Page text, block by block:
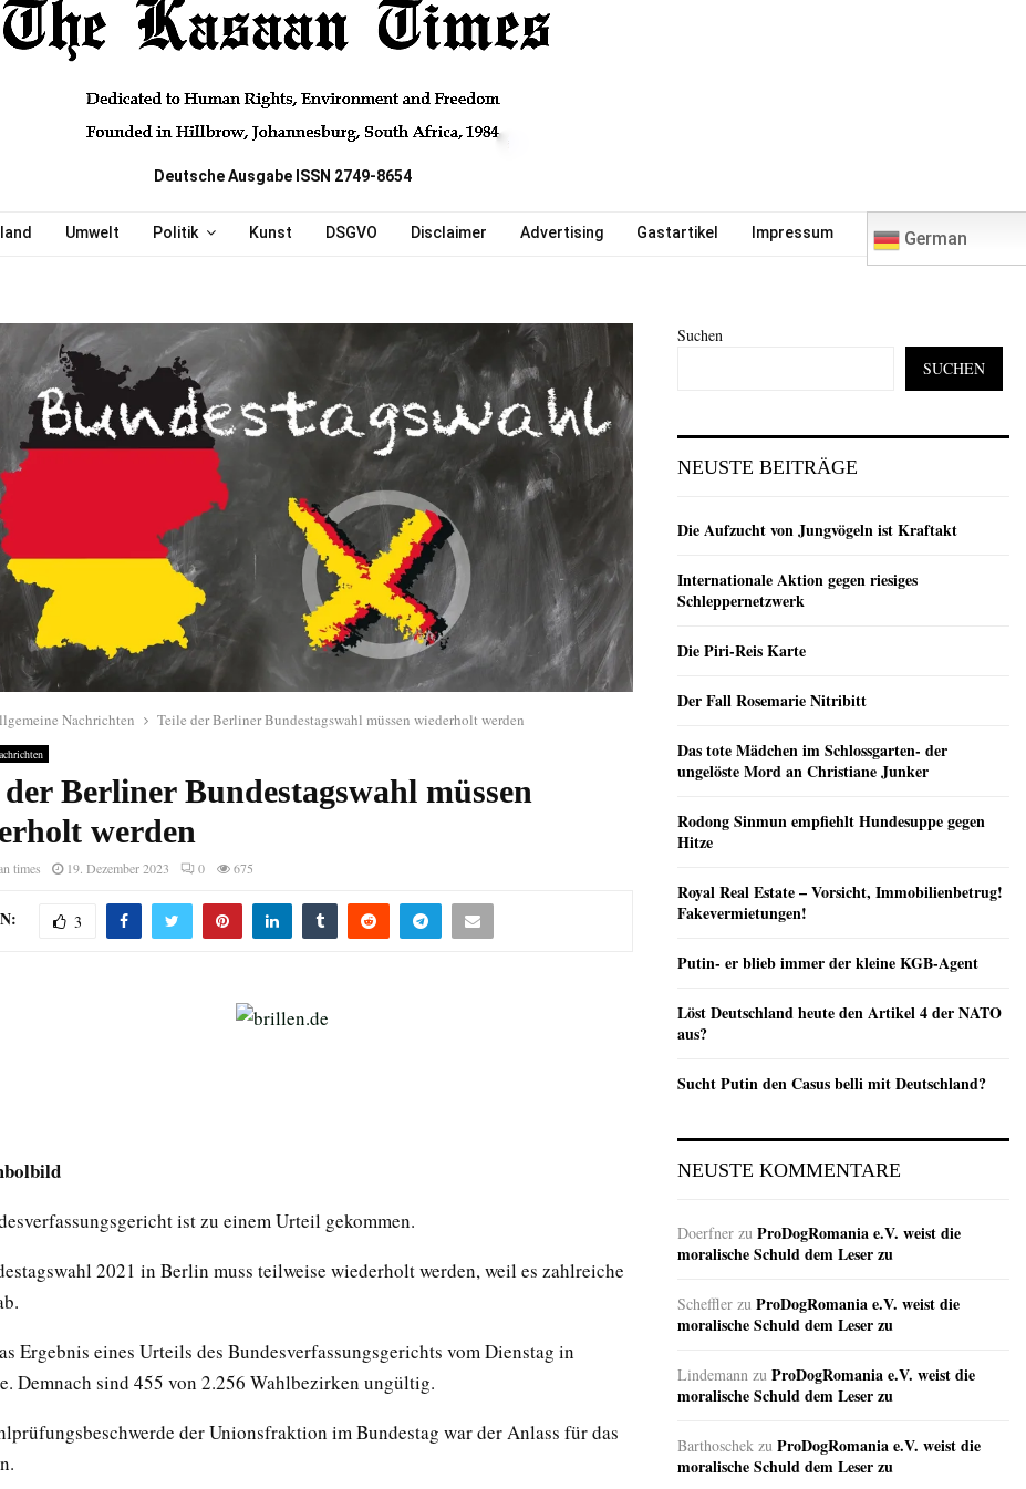
Deutsche Ausgabe ISSN 2749-8654
Umwelt Politik Kunst DSGVO Disclaimer Advertising Gastartikel Impressum German
Nachrichten Teile der Berliner Bundestagswahl müssen wiederholt werden
der Berliner Bundestagswahl müssen
werden
times 19. Dezember 2023 0 675
3
ist zu einem Urteil gekommen.
2021 in Berlin muss teilweise wiederholt werden, weil es zahlreiche
Ergebnis eines Urteils des Bundesverfassungsgerichts vom Dienstag in
Demnach sind 455 von 2.256 Wahlbezirken ungültig.
der Unionsfraktion im Bundestag war der Anlass für das
Suchen
SUCHEN
NEUSTE BEITRÄGE
Die Aufzucht von Jungvögeln ist Kraftakt
Internationale Aktion gegen riesiges
Schleppernetzwerk
Die Piri-Reis Karte
Der Fall Rosemarie Nitribitt
Das tote Mädchen im Schlossgarten- der
ungelöste Mord an Christiane Junker
Rodong Sinmun empfiehlt Hundesuppe gegen
Hitze
Royal Real Estate – Vorsicht, Immobilienbetrug!
Fakevermietungen!
Putin- er blieb immer der kleine KGB-Agent
Löst Deutschland heute den Artikel 4 der NATO
aus?
Sucht Putin den Casus belli mit Deutschland?
NEUSTE KOMMENTARE
Doerfner zu ProDogRomania e.V. weist die
moralische Schuld dem Leser zu
Scheffler zu ProDogRomania e.V. weist die
moralische Schuld dem Leser zu
Lindemann zu ProDogRomania e.V. weist die
moralische Schuld dem Leser zu
Barthoschek zu ProDogRomania e.V. weist die
moralische Schuld dem Leser zu